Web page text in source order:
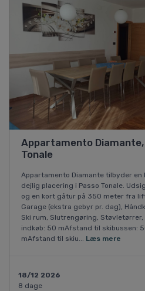
Appartamento Diamante,
Tonale
Appartamento Diamante tilbyder en
dejlig placering i Passo Tonale.
og en kort gåtur på 350 meter fra
Garage (ekstra gebyr pr. dag),
Ski rum, Slutrengøring,
indkøb: 50 mAfstand til skibussen:
mAfstand til skiu... Læs mere
18/12 2026
8 dage